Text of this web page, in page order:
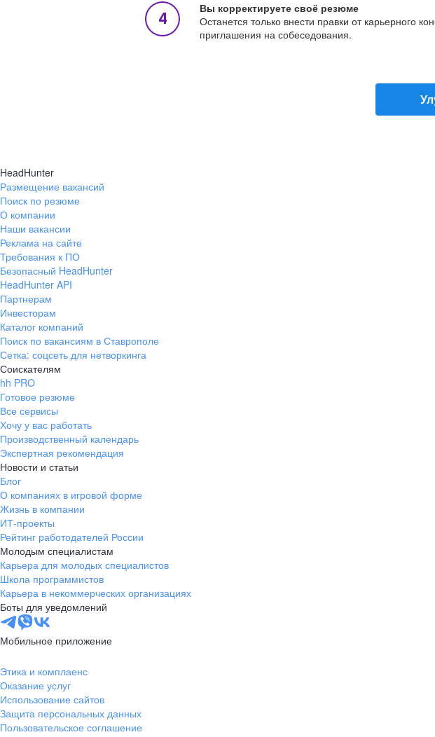
Вы корректируете своё резюме
Останется только внести правки от карьерного
приглашения на собеседования.
HeadHunter
Размещение вакансий
Поиск по резюме
О компании
Наши вакансии
Реклама на сайте
Требования к ПО
Безопасный HeadHunter
HeadHunter API
Партнерам
Инвесторам
Каталог компаний
Поиск по вакансиям в Ставрополе
Сетка: соцсеть для нетворкинга
Соискателям
hh PRO
Готовое резюме
Все сервисы
Хочу у вас работать
Производственный календарь
Экспертная рекомендация
Новости и статьи
Блог
О компаниях в игровой форме
Жизнь в компании
ИТ-проекты
Рейтинг работодателей России
Молодым специалистам
Карьера для молодых специалистов
Школа программистов
Карьера в некоммерческих организациях
Боты для уведомлений
Мобильное приложение
Этика и комплаенс
Оказание услуг
Использование сайтов
Защита персональных данных
Пользовательское соглашение